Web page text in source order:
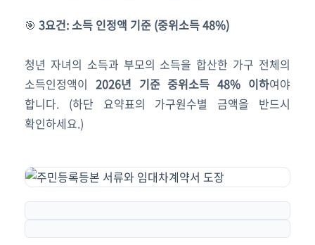
🎯 3요건: 소득 인정액 기준 (중위소득 48%)
청년 자녀의 소득과 부모의 소득을 합산한 가구 전체의
소득인정액이 2026년 기준 중위소득 48% 이하여야
합니다. (하단 요약표의 가구원수별 금액을 반드시
확인하세요.)